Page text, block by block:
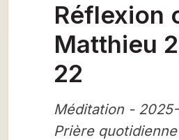
Réflexion
Matthieu
22
Méditation -
Prière quotidienne